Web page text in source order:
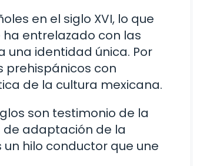
en el siglo XVI, lo que
entrelazado con las
una identidad única. Por
prehispánicos con
de la cultura mexicana.
son testimonio de la
adaptación de la
hilo conductor que une